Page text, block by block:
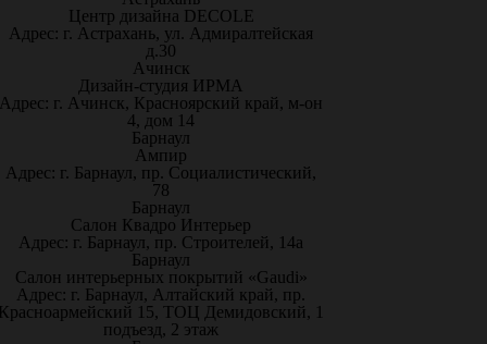
Центр дизайна DECOLE
Адрес: г. Астрахань, ул. Адмиралтейская
д.30
Ачинск
Дизайн-студия ИРМА
Адрес: г. Ачинск, Красноярский край, м-он
4, дом 14
Барнаул
Ампир
Адрес: г. Барнаул, пр. Социалистический,
78
Барнаул
Салон Квадро Интерьер
Адрес: г. Барнаул, пр. Строителей, 14а
Барнаул
Салон интерьерных покрытий «Gaudi»
Адрес: г. Барнаул, Алтайский край, пр.
15, ТОЦ Демидовский, 1
подъезд, 2 этаж